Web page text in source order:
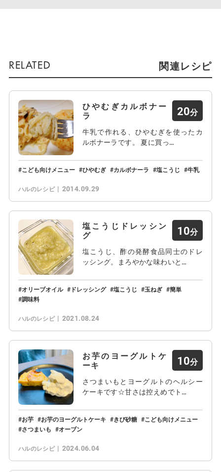
関連レシピ
ひやむぎカルボナー
ラ
20
牛乳で作れる、ひやむぎを使ったカ
ルボナーラです。 夏に買っ…
こども向けメニュー ひやむぎ カルボナーラ 塩こうじ 牛乳
ハルのレシピ 2014.09.29
塩こうじドレッシン
グ
10
塩こうじ、酢の発酵食品同士のドレ
ッシング。まろやかな味わいと…
オリーブオイル ドレッシング 塩こうじ 玉ねぎ
簡単
調味料
ハルのレシピ 2021.08.24
お芋のヨーグルトケ
ーキ
10
さつまいもとヨーグルトのヘルシー
ケーキです☆甘さは控えめでト…
お芋 お芋のヨーグルトケーキ きび砂糖
こども向けメニュー
さつまいも
オーブン
ハルのレシピ 2024.06.04